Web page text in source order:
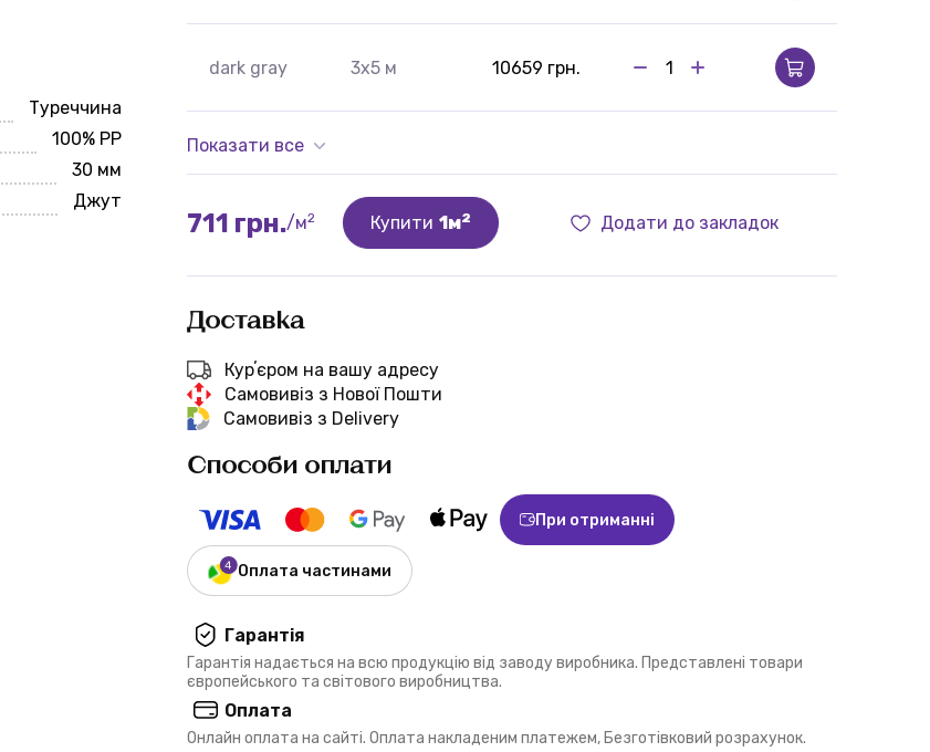
Туреччина
100% PP
30 мм
Джут
dark gray 3x5 м 10659 грн.
Показати все
711 грн./м2 Купити 1м2 Додати до закладок
Доставка
Курʼєром на вашу адресу
Самовивіз з Нової Пошти
Самовивіз з Delivery
Способи оплати
При отриманні
Оплата частинами
Гарантія
Гарантія надається на всю продукцію від заводу виробника. Представлені товари
європейського та світового виробництва.
Оплата
Онлайн оплата на сайті. Оплата накладеним платежем, Безготівковий розрахунок.